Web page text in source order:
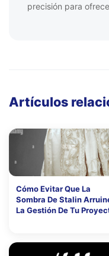
precisión para
Artículos
Cómo Evitar Que La
Sombra De Stalin
La Gestión De Tu